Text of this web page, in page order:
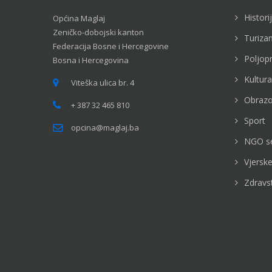
Općina Maglaj
Zeničko-dobojski kanton
Federacija Bosne i Hercegovine
Bosna i Hercegovina
Viteška ulica br. 4
+ 387 32 465 810
opcina@maglaj.ba
Kultura
Sport
NGO